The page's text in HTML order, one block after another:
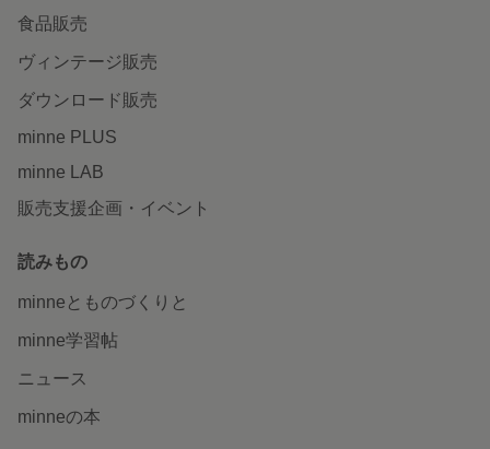
食品販売
ヴィンテージ販売
ダウンロード販売
minne PLUS
minne LAB
販売支援企画・イベント
読みもの
minneとものづくりと
minne学習帖
ニュース
minneの本